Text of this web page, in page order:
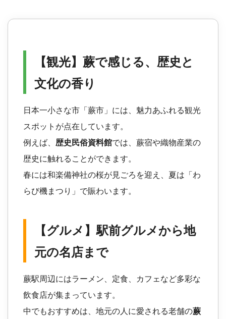
【観光】蕨で感じる、歴史と
文化の香り
日本一小さな市「蕨市」には、魅力あふれる観光
スポットが点在しています。
例えば、 歴史民俗資料館では、蕨宿や織物産業の
歴史に触れることができます。
春には和楽備神社の桜が見ごろを迎え、夏は「わ
らび機まつり」で賑わいます。
【グルメ】駅前グルメから地
元の名店まで
蕨駅周辺にはラーメン、定食、カフェなど多彩な
飲食店が集まっています。
中でもおすすめは、地元の人に愛される老舗の蕨